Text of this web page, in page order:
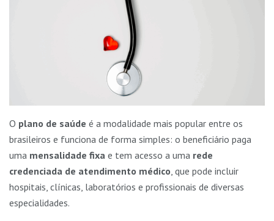
O plano de saúde é a modalidade mais popular entre os
brasileiros e funciona de forma simples: o beneficiário paga
uma mensalidade fixa e tem acesso a uma rede
credenciada de atendimento médico , que pode incluir
hospitais, clínicas, laboratórios e profissionais de diversas
especialidades.